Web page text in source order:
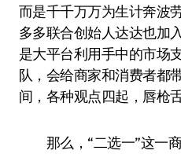
而是千千万万为生计奔波
多多联合创始人达达也加
是大平台利用手中的市场
队，会给商家和消费者都
间，各种观点四起，唇枪
那么，“二选一”这一商